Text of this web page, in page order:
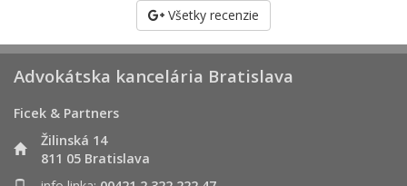
Všetky recenzie
Advokátska kancelária Bratislava
Ficek & Partners
Žilinská 14
811 05 Bratislava